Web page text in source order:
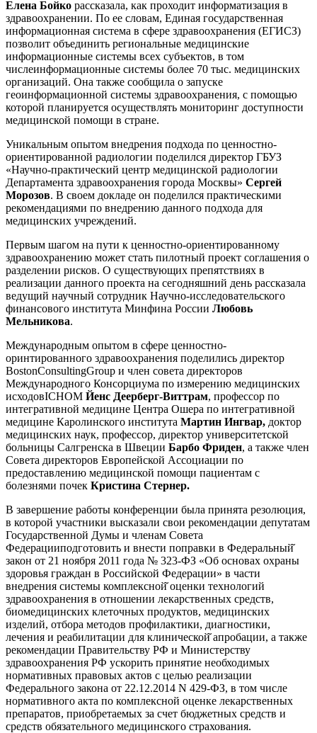
Елена Бойко рассказала, как проходит информатизация в
здравоохранении. По ее словам, Единая государственная
информационная система в сфере здравоохранения (ЕГИСЗ)
позволит объединить региональные медицинские
информационные системы всех субъектов, в том
числеинформационные системы более 70 тыс. медицинских
организаций. Она также сообщила о запуске
геоинформационной системы здравоохранения, с помощью
которой планируется осуществлять мониторинг доступности
медицинской помощи в стране.
Уникальным опытом внедрения подхода по ценностно-
ориентированной радиологии поделился директор ГБУЗ
«Научно-практический центр медицинской радиологии
Департамента здравоохранения города Москвы» Сергей
Морозов. В своем докладе он поделился практическими
рекомендациями по внедрению данного подхода для
медицинских учреждений.
Первым шагом на пути к ценностно-ориентированному
здравоохранению может стать пилотный проект соглашения о
разделении рисков. О существующих препятствиях в
реализации данного проекта на сегодняшний день рассказала
ведущий научный сотрудник Научно-исследовательского
финансового института Минфина России Любовь
Мельникова.
Международным опытом в сфере ценностно-
оринтированного здравоохранения поделились директор
BostonConsultingGroup и член совета директоров
Международного Консорциума по измерению медицинских
исходовICHOM Йенс Деерберг-Виттрам, профессор по
интегративной медицине Центра Ошера по интегративной
медицине Каролинского института Мартин Ингвар, доктор
медицинских наук, профессор, директор университетской
больницы Салгренска в Швеции Барбо Фриден, а также член
Совета директоров Европейской Ассоциации по
предоставлению медицинской помощи пациентам с
болезнями почек Кристина Стернер.
В завершение работы конференции была принята резолюция,
в которой участники высказали свои рекомендации депутатам
Государственной Думы и членам Совета
Федерацииподготовить и внести поправки в Федеральный̆
закон от 21 ноября 2011 года № 323-ФЗ «Об основах охраны
здоровья граждан в Российской Федерации» в части
внедрения системы комплексной̆ оценки технологий
здравоохранения в отношении лекарственных средств,
биомедицинских клеточных продуктов, медицинских
изделий, отбора методов профилактики, диагностики,
лечения и реабилитации для клинической̆ апробации, а также
рекомендации Правительству РФ и Министерству
здравоохранения РФ ускорить принятие необходимых
нормативных правовых актов с целью реализации
Федерального закона от 22.12.2014 N 429-ФЗ, в том числе
нормативного акта по комплексной оценке лекарственных
препаратов, приобретаемых за счет бюджетных средств и
средств обязательного медицинского страхования.